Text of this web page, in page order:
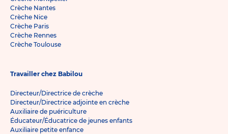
Crèche Nantes
Crèche Nice
Crèche Paris
Crèche Rennes
Crèche Toulouse
Travailler chez Babilou
Directeur/Directrice de crèche
Directeur/Directrice adjointe en crèche
Auxiliaire de puériculture
Éducateur/Éducatrice de jeunes enfants
Auxiliaire petite enfance